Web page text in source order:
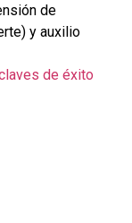
de
y auxilio
de éxito